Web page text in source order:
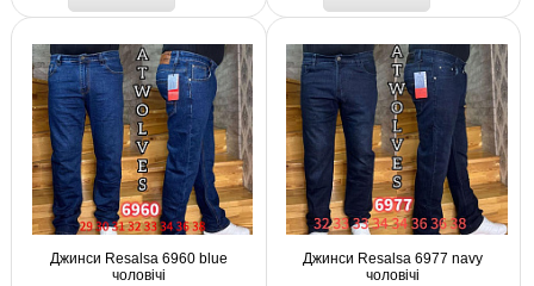
Джинси Resalsa 6960 blue
чоловічі
Джинси Resalsa 6977 navy
чоловічі